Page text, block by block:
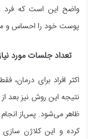
واضح این است که فرد
پوست خود را احساس و
تعداد جلسات مورد
اکثر افراد برای درمان،
ظاهر می‌شود. پس‌از انجام
کرده و این کلاژن